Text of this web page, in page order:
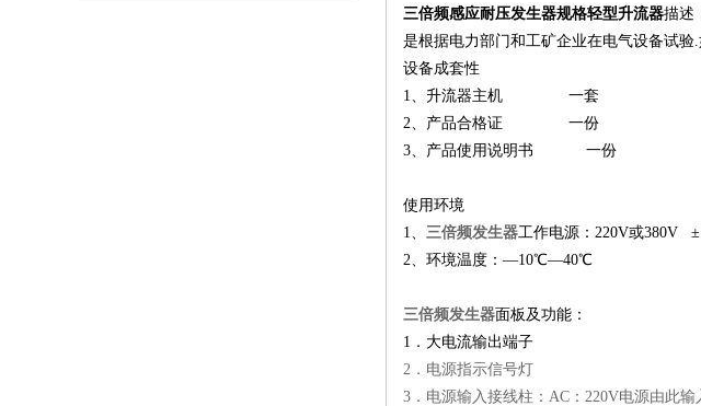
三倍频感应耐压发生器规格轻型升流器描述
是根据电力部门和工矿企业在电气设备试
设备成套性
1、升流器主机 一套
2、产品合格证 一份
3、产品使用说明书 一份
使用环境
1、 三倍频发生器工作电源：220V或380V
2、环境温度：—10℃—40℃
三倍频发生器面板及功能：
1．大电流输出端子
2．电源指示信号灯
3．电源输入接线柱：AC：220V电源由此输